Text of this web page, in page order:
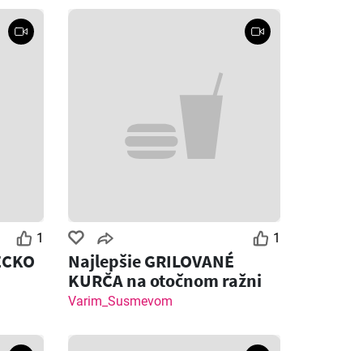
1 1
Najlepšie GRILOVANÉ
KURČA na otočnom ražni
Varim_Susmevom